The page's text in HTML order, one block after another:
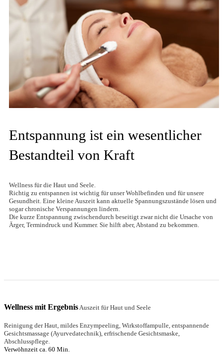
Entspannung ist ein wesentlicher
Bestandteil von Kraft
Wellness für die Haut und Seele.
Richtig zu entspannen ist wichtig für unser Wohlbefinden und für unsere
Gesundheit. Eine kleine Auszeit kann aktuelle Spannungszustände lösen und
sogar chronische Verspannungen lindern.
Die kurze Entspannung zwischendurch beseitigt zwar nicht die Ursache von
Ärger, Termindruck und Kummer. Sie hilft aber, Abstand zu bekommen.
Wellness mit ErgebnisAuszeit für Haut und Seele
Reinigung der Haut, mildes Enzympeeling, Wirkstoffampulle, entspannende
Gesichtsmassage (Ayurvedatechnik), erfrischende Gesichtsmaske,
Abschlusspflege.
Verwöhnzeit ca. 60 Min.